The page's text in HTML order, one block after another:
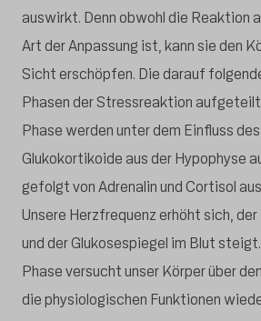
auswirkt. Denn obwohl die Reaktion
Art der Anpassung ist, kann sie den
Sicht erschöpfen. Die darauf
Phasen der Stressreaktion
Phase werden unter dem Einfluss
Glukokortikoide aus der Hypophyse
gefolgt von Adrenalin und Cortisol
Unsere Herzfrequenz erhöht sich,
und der Glukosespiegel im Blut
Phase versucht unser Körper über
die physiologischen Funktionen